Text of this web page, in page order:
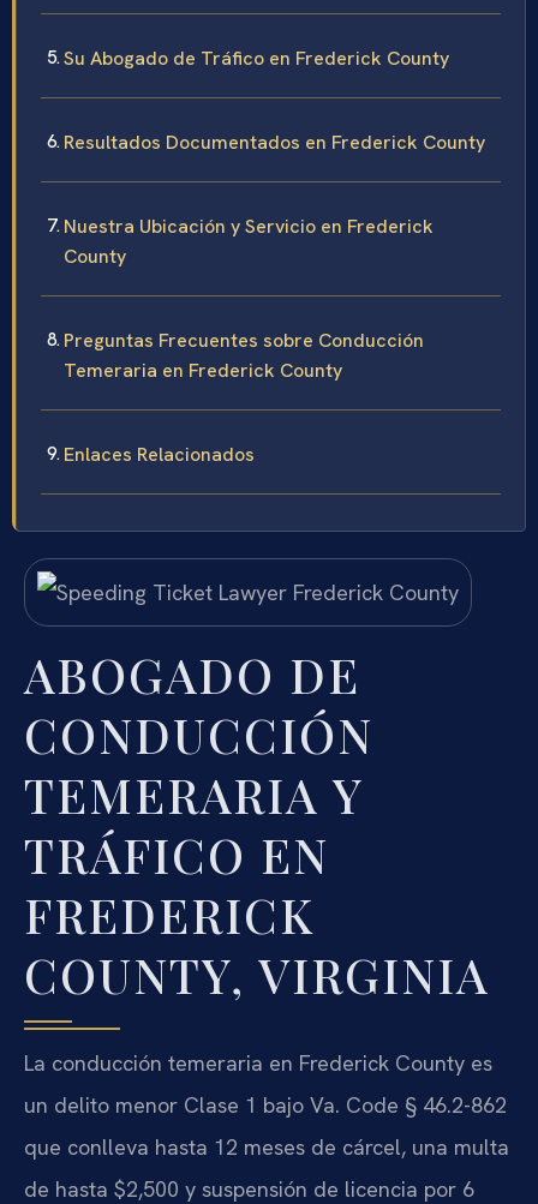
Su Abogado de Tráfico en Frederick County
Resultados Documentados en Frederick County
Nuestra Ubicación y Servicio en Frederick
County
Preguntas Frecuentes sobre Conducción
Temeraria en Frederick County
Enlaces Relacionados
ABOGADO DE
CONDUCCIÓN
TEMERARIA Y
TRÁFICO EN
FREDERICK
COUNTY, VIRGINIA
La conducción temeraria en Frederick County es
un delito menor Clase 1 bajo Va. Code § 46.2-862
que conlleva hasta 12 meses de cárcel, una multa
de hasta $2,500 y suspensión de licencia por 6